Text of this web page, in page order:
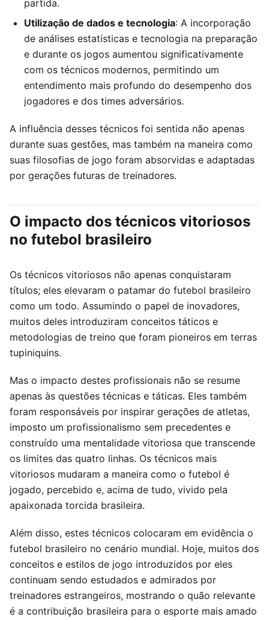
partida.
Utilização de dados e tecnologia: A incorporação
de análises estatísticas e tecnologia na preparação
e durante os jogos aumentou significativamente
com os técnicos modernos, permitindo um
entendimento mais profundo do desempenho dos
jogadores e dos times adversários.
A influência desses técnicos foi sentida não apenas
durante suas gestões, mas também na maneira como
suas filosofias de jogo foram absorvidas e adaptadas
por gerações futuras de treinadores.
O impacto dos técnicos vitoriosos
no futebol brasileiro
Os técnicos vitoriosos não apenas conquistaram
títulos; eles elevaram o patamar do futebol brasileiro
como um todo. Assumindo o papel de inovadores,
muitos deles introduziram conceitos táticos e
metodologias de treino que foram pioneiros em terras
tupiniquins.
Mas o impacto destes profissionais não se resume
apenas às questões técnicas e táticas. Eles também
foram responsáveis por inspirar gerações de atletas,
imposto um profissionalismo sem precedentes e
construído uma mentalidade vitoriosa que transcende
os limites das quatro linhas. Os técnicos mais
vitoriosos mudaram a maneira como o futebol é
jogado, percebido e, acima de tudo, vivido pela
apaixonada torcida brasileira.
Além disso, estes técnicos colocaram em evidência o
futebol brasileiro no cenário mundial. Hoje, muitos dos
conceitos e estilos de jogo introduzidos por eles
continuam sendo estudados e admirados por
treinadores estrangeiros, mostrando o quão relevante
é a contribuição brasileira para o esporte mais amado